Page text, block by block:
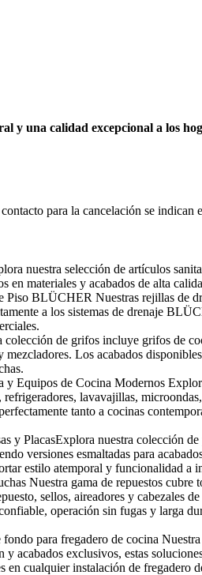
y una calidad excepcional a los
para la cancelación se indican
nuestra selección de artículos
en materiales y acabados de alta
Piso BLÜCHER Nuestras rejillas de
a los sistemas de drenaje
de grifos incluye grifos de
Los acabados
y Equipos de Cocina Modernos
lavavajillas,
tanto a cocinas
y PlacasExplora nuestra colección
versiones esmaltadas para
estilo atemporal y funcionalidad a
Nuestra gama de repuestos
sellos, aireadores y
operación sin fugas y larga
para fregadero de cocina
acabados exclusivos, estas
cualquier instalación de fregadero